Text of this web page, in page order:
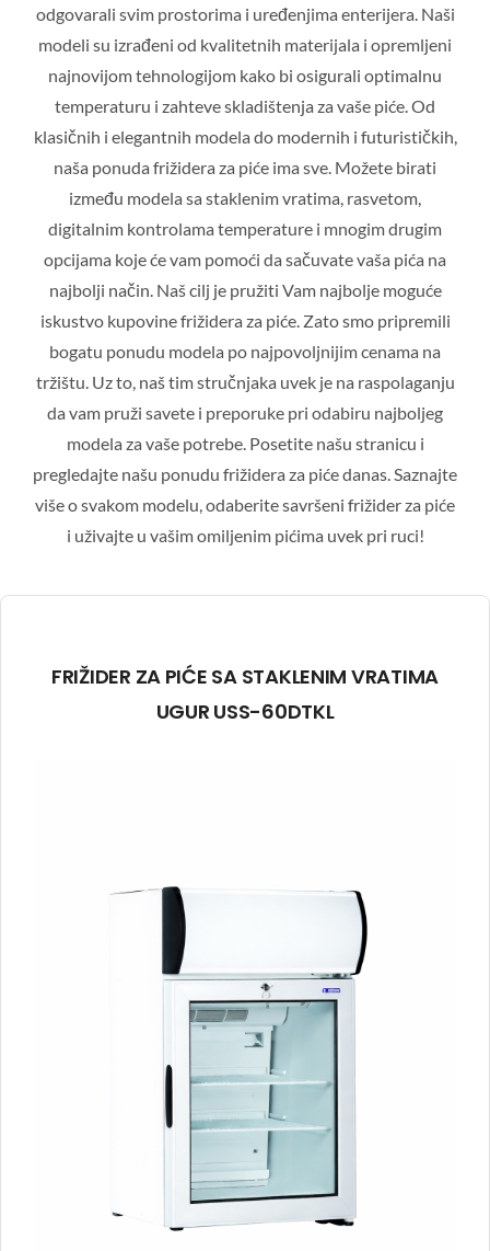
odgovarali svim prostorima i uređenjima enterijera. Naši
modeli su izrađeni od kvalitetnih materijala i opremljeni
najnovijom tehnologijom kako bi osigurali optimalnu
temperaturu i zahteve skladištenja za vaše piće. Od
klasičnih i elegantnih modela do modernih i futurističkih,
naša ponuda frižidera za piće ima sve. Možete birati
između modela sa staklenim vratima, rasvetom,
digitalnim kontrolama temperature i mnogim drugim
opcijama koje će vam pomoći da sačuvate vaša pića na
najbolji način. Naš cilj je pružiti Vam najbolje moguće
iskustvo kupovine frižidera za piće. Zato smo pripremili
bogatu ponudu modela po najpovoljnijim cenama na
tržištu. Uz to, naš tim stručnjaka uvek je na raspolaganju
da vam pruži savete i preporuke pri odabiru najboljeg
modela za vaše potrebe. Posetite našu stranicu i
pregledajte našu ponudu frižidera za piće danas. Saznajte
više o svakom modelu, odaberite savršeni frižider za piće
i uživajte u vašim omiljenim pićima uvek pri ruci!
FRIŽIDER ZA PIĆE SA STAKLENIM VRATIMA
UGUR USS-60DTKL